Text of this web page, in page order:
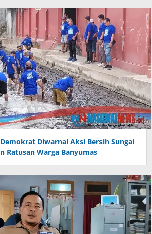
Diwarnai Aksi Bersih Sungai
Ratusan Warga Banyumas